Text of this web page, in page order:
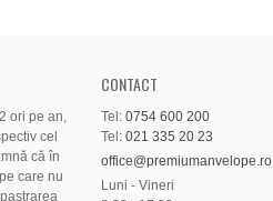
ori pe an,
cel
că în
care nu
CONTACT
Tel: 0754 600 200
Tel: 021 335 20 23
office@premiumanvelope.ro
Luni - Vineri